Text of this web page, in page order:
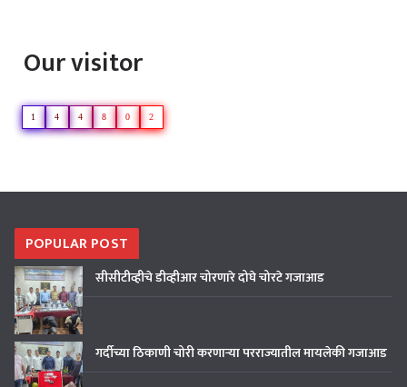
Our visitor
1 4 4 8 0 2
POPULAR POST
सीसीटीव्हीचे डीव्हीआर चोरणारे दोघे चोरटे गजाआड
गर्दीच्या ठिकाणी चोरी करणाऱ्या परराज्यातील मायलेकी गजाआड